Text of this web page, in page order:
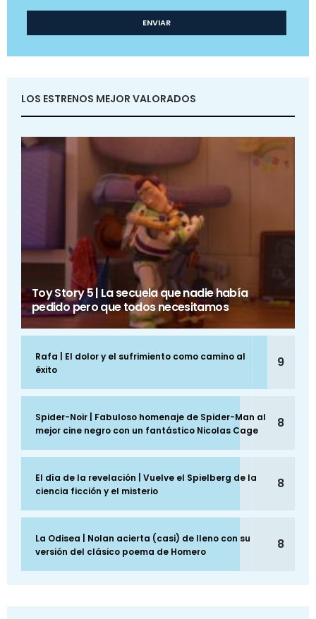
LOS ESTRENOS MEJOR VALORADOS
Toy Story 5 | La secuela que nadie había
pedido pero que todos necesitamos
Rafa | El dolor y el sufrimiento como camino al
éxito
9
Spider-Noir | Fabuloso homenaje de Spider-Man al
mejor cine negro con un fantástico Nicolas Cage
8
El día de la revelación | Vuelve el Spielberg de la
ciencia ficción y el misterio
8
La Odisea | Nolan acierta (casi) de lleno con su
versión del clásico poema de Homero
8